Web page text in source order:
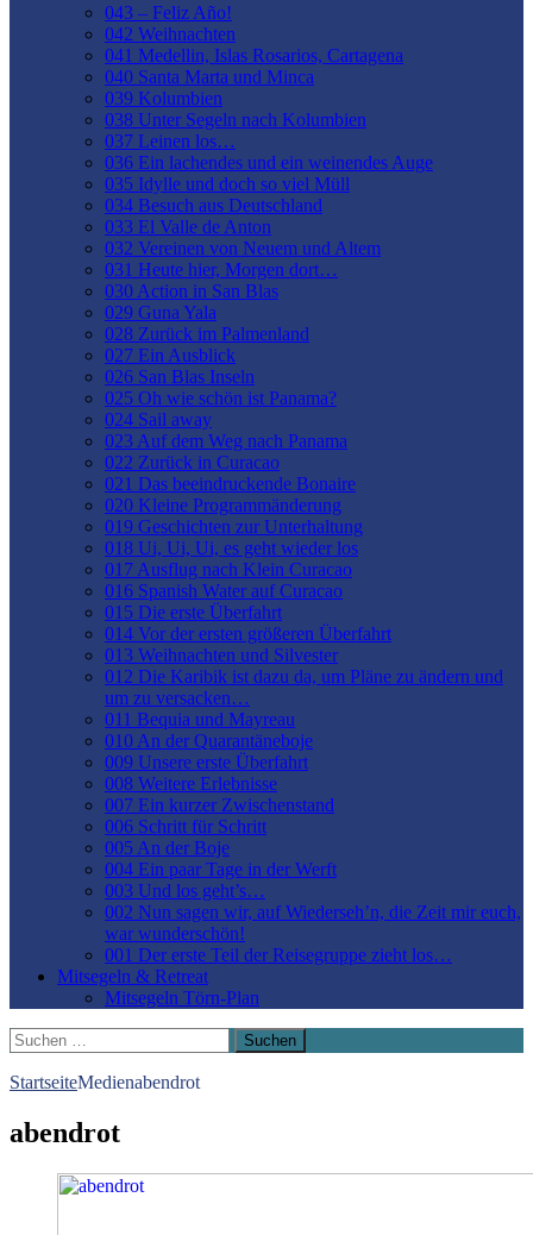
043 – Feliz Año!
042 Weihnachten
041 Medellin, Islas Rosarios, Cartagena
040 Santa Marta und Minca
039 Kolumbien
038 Unter Segeln nach Kolumbien
037 Leinen los…
036 Ein lachendes und ein weinendes Auge
035 Idylle und doch so viel Müll
034 Besuch aus Deutschland
033 El Valle de Anton
032 Vereinen von Neuem und Altem
031 Heute hier, Morgen dort…
030 Action in San Blas
029 Guna Yala
028 Zurück im Palmenland
027 Ein Ausblick
026 San Blas Inseln
025 Oh wie schön ist Panama?
024 Sail away
023 Auf dem Weg nach Panama
022 Zurück in Curacao
021 Das beeindruckende Bonaire
020 Kleine Programmänderung
019 Geschichten zur Unterhaltung
018 Ui, Ui, Ui, es geht wieder los
017 Ausflug nach Klein Curacao
016 Spanish Water auf Curacao
015 Die erste Überfahrt
014 Vor der ersten größeren Überfahrt
013 Weihnachten und Silvester
012 Die Karibik ist dazu da, um Pläne zu ändern und
um zu versacken…
011 Bequia und Mayreau
010 An der Quarantäneboje
009 Unsere erste Überfahrt
008 Weitere Erlebnisse
007 Ein kurzer Zwischenstand
006 Schritt für Schritt
005 An der Boje
004 Ein paar Tage in der Werft
003 Und los geht’s…
002 Nun sagen wir, auf Wiederseh’n, die Zeit mir euch,
war wunderschön!
001 Der erste Teil der Reisegruppe zieht los…
Mitsegeln & Retreat
Mitsegeln Törn-Plan
Suchen
nach:
StartseiteMedienabendrot
abendrot